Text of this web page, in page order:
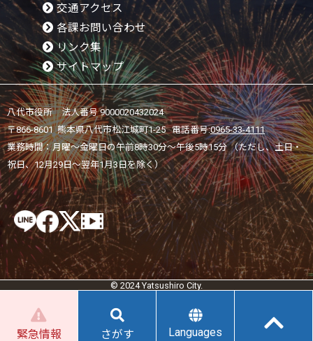
交通アクセス
各課お問い合わせ
リンク集
サイトマップ
八代市役所 法人番号 9000020432024
〒866-8601 熊本県八代市松江城町1-25 電話番号:0965-33-4111
業務時間：月曜～金曜日の午前8時30分～午後5時15分 （ただし、土日・
祝日、12月29日～翌年1月3日を除く）
© 2024 Yatsushiro City.
緊急情報 さがす Languages